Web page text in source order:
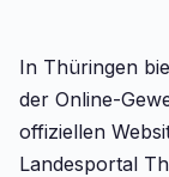
In Thüringen
der Online-
offiziellen
Landesportal